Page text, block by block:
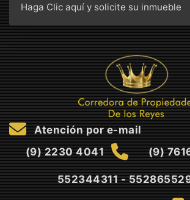
Haga Clic aquí y solicite su inmueble
Atención por e-mail
(9) 2230 4041
(9)
552344311 -